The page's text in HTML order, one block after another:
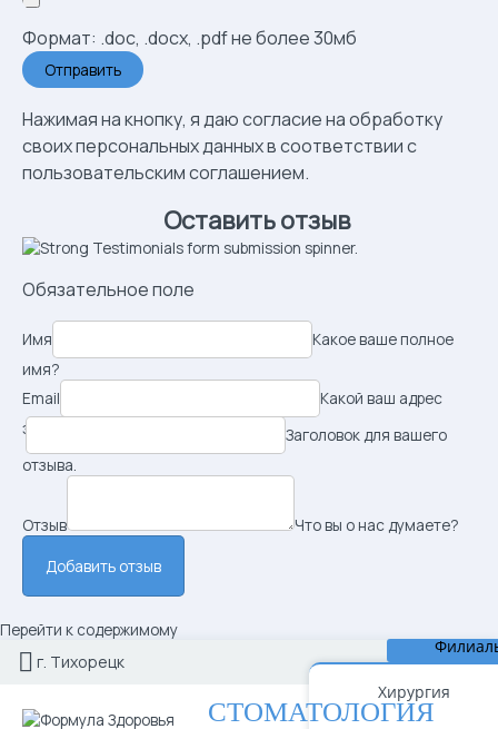
Формат: .doc, .docx, .pdf не более 30мб
Нажимая на кнопку, я даю согласие на обработку
своих персональных данных в соответствии с
пользовательским соглашением.
Оставить отзыв
Обязательное поле
Имя
Какое ваше полное
имя?
Email
Какой ваш адрес
электронной почты?
Заголовок для вашего
отзыва.
Отзыв Что вы о нас думаете?
Перейти к содержимому
г. Тихорецк
Хирургия
СТОМАТОЛОГИЯ